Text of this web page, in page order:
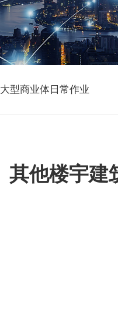
大型商业体日常作业
其他楼宇建